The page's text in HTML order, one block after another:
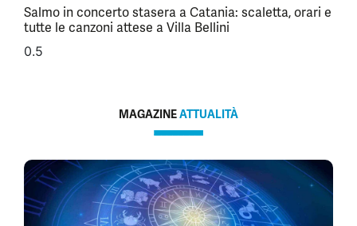
Salmo in concerto stasera a Catania: scaletta, orari e
tutte le canzoni attese a Villa Bellini
MAGAZINEATTUALITÀ